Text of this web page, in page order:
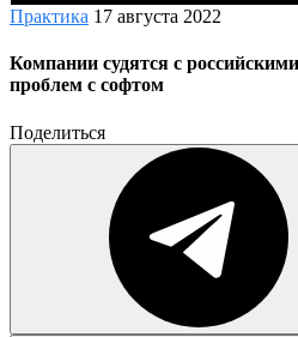
Практика 17 августа 2022
Компании судятся с
проблем с софтом
Поделиться